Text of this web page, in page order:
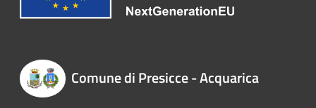
Comune di Presicce - Acquarica